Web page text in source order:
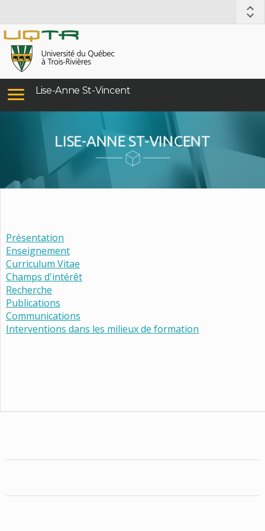
Lise-Anne St-Vincent
LISE-ANNE ST-VINCENT
Présentation
Enseignement
Curriculum Vitae
Champs d'intérêt
Recherche
Publications
Communications
Interventions dans les milieux de formation